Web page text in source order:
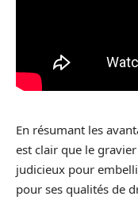
En résumant les
est clair que le
judicieux pour
pour ses qualités de